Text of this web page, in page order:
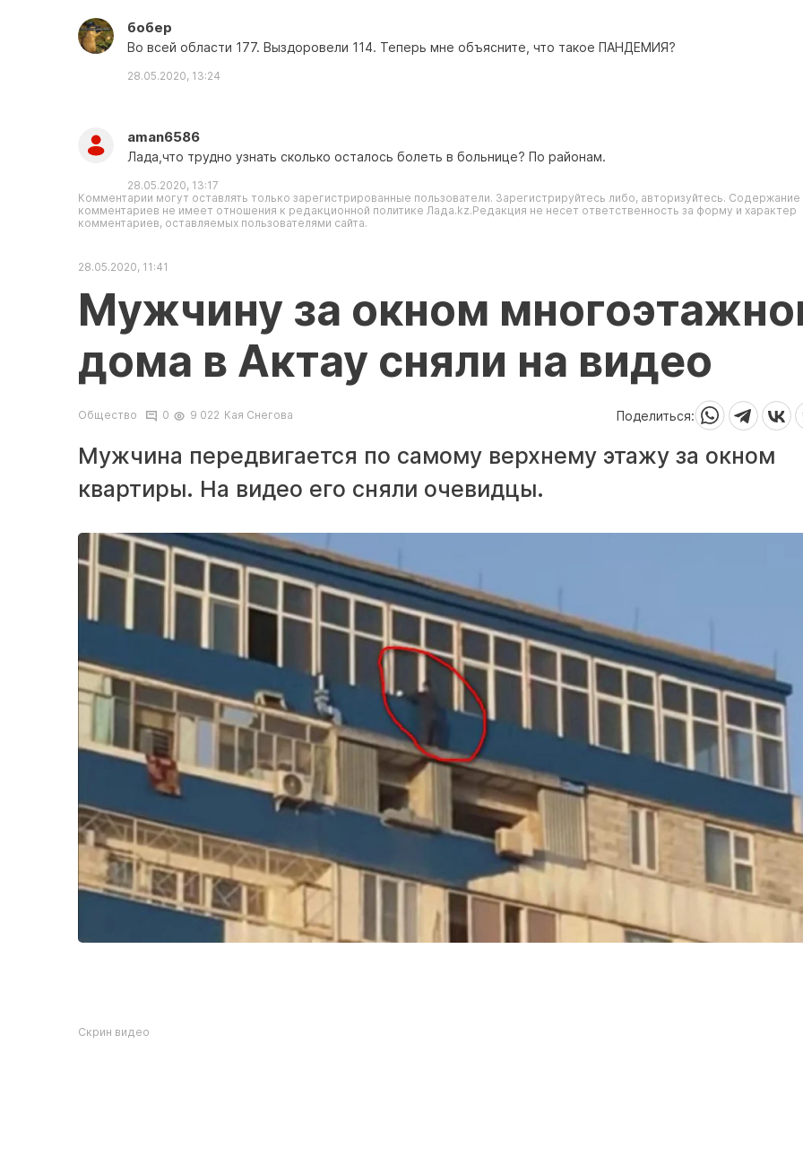
бобер
Во всей области 177. Выздоровели 114. Теперь мне объясните, что такое ПАНДЕМИЯ?
28.05.2020, 13:24
aman6586
Лада,что трудно узнать сколько осталось болеть в больнице? По районам.
28.05.2020, 13:17
Комментарии могут оставлять только зарегистрированные пользователи. Зарегистрируйтесь либо, авторизуйтесь. Содержание
комментариев не имеет отношения к редакционной политике Лада.kz.Редакция не несет ответственность за форму и характер
комментариев, оставляемых пользователями сайта.
28.05.2020, 11:41
Мужчину за окном
дома в Актау сняли на видео
Общество 0 9 022 Кая Снегова Поделиться:
Мужчина передвигается по самому верхнему этажу за окном
квартиры. На видео его сняли очевидцы.
Скрин видео